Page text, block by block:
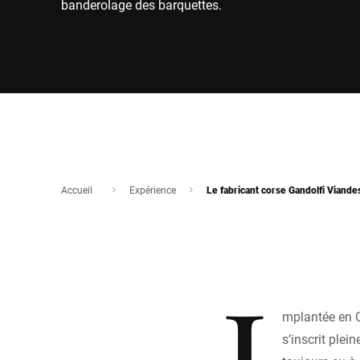
banderolage des barquettes.
Accueil Expérience Le fabricant corse Gandolfi
mplantée en
s’inscrit